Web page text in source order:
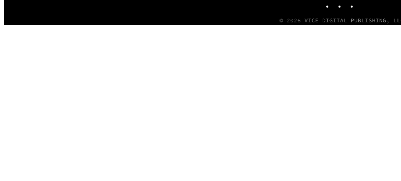
© 2026 VICE DIGITAL PUBLISHING,